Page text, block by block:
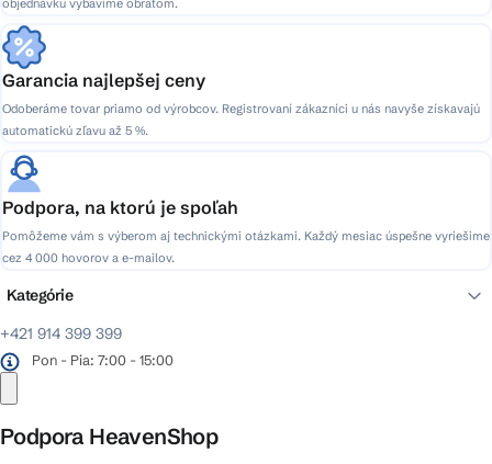
objednávku vybavíme obratom.
Garancia najlepšej ceny
Odoberáme tovar priamo od výrobcov. Registrovaní zákazníci u nás navyše získavajú
automatickú zľavu až 5 %.
Podpora, na ktorú je spoľah
Pomôžeme vám s výberom aj technickými otázkami. Každý mesiac úspešne vyriešime
cez 4 000 hovorov a e-mailov.
+421 914 399 399
Pon - Pia: 7:00 - 15:00
Podpora HeavenShop
Kategórie